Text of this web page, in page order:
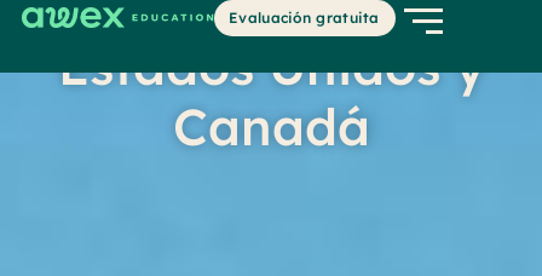
Evaluación gratuita
Estados Unidos y
Canadá